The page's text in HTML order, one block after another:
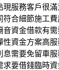
現服務客戶很滿
符合細節施工
音資金借款有
性資金方案高
息需要免留車
求要借錢臨時